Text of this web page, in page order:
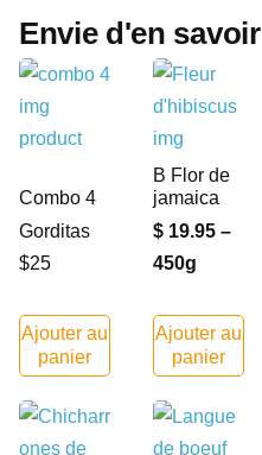
Envie d'en
Combo 4
Gorditas
$25
Ajouter au
panier
B Flor de
jamaica
$ 19.95 –
450g
Ajouter au
panier